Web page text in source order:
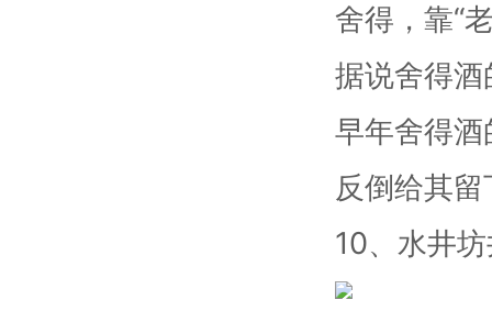
舍得，靠“
据说舍得
早年舍得
反倒给其
10、水井